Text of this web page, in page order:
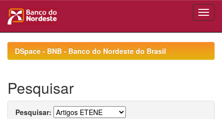
navigationDSpace - BNB - Banco do Nordeste do Brasil
Pesquisar
Pesquisar: